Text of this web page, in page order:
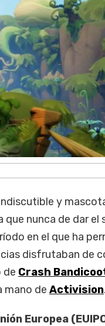
y
que nunca de dar
en el que ha
disfrutaban de
de Crash
mano de Activision.
Europea